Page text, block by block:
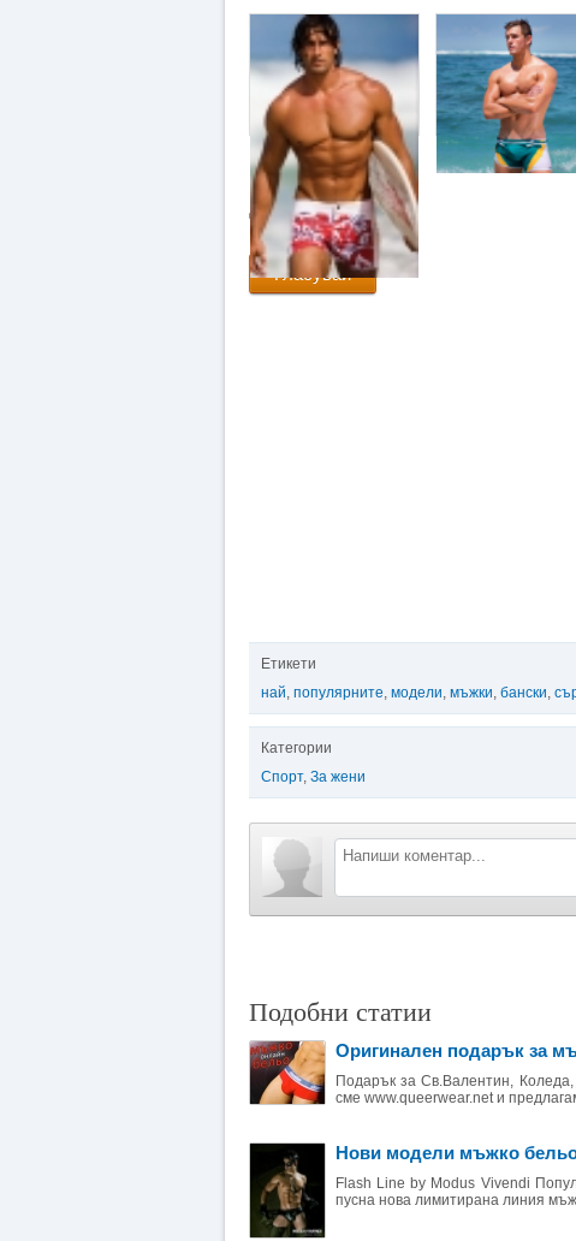
Гласувай
Етикети
най, популярните, модели, мъжки, бански,
Категории
Спорт, За жени
Подобни статии
Оригинален подарък за
Подарък за Св.Валентин,
сме www.queerwear.net и
Нови модели мъжко бельо
Flash Line by Modus Vivendi
пусна нова лимитирана линия